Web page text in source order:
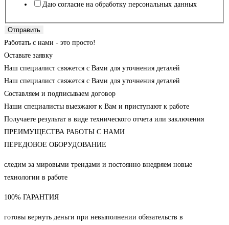
Даю согласие на обработку персональных данных
Отправить
Работать с нами - это просто!
Оставьте заявку
Наш специалист свяжется с Вами для уточнения деталей
Наш специалист свяжется с Вами для уточнения деталей
Составляем и подписываем договор
Наши специалисты выезжают к Вам и приступают к работе
Получаете результат в виде технического отчета или заключения
ПРЕИМУЩЕСТВА РАБОТЫ С НАМИ
ПЕРЕДОВОЕ ОБОРУДОВАНИЕ
следим за мировыми трендами и постоянно внедряем новые
технологии в работе
100% ГАРАНТИЯ
готовы вернуть деньги при невыполнении обязательств в